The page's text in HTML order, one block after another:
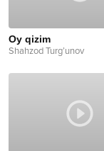
Oy qizim
Shahzod Turg’unov